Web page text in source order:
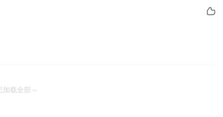
加载全部～